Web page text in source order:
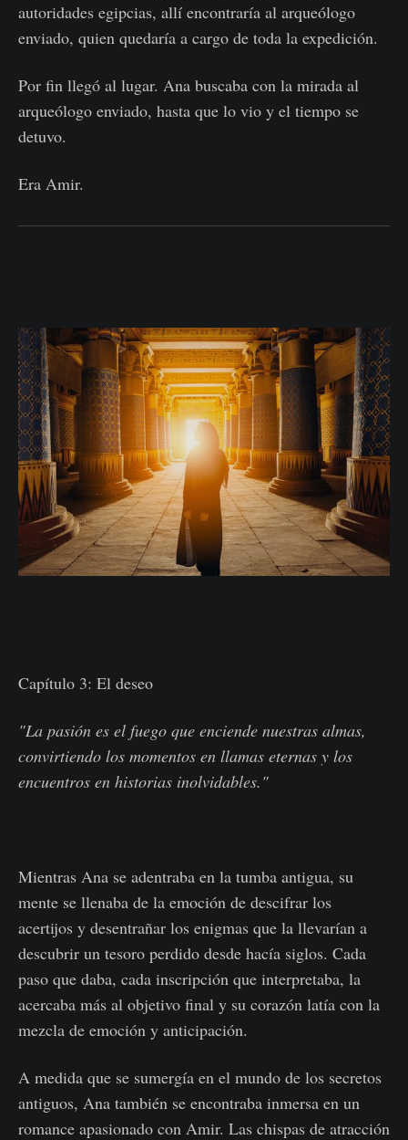
autoridades egipcias, allí encontraría al arqueólogo
enviado, quien quedaría a cargo de toda la expedición.
Por fin llegó al lugar. Ana buscaba con la mirada al
arqueólogo enviado, hasta que lo vio y el tiempo se
detuvo.
Era Amir.
Capítulo 3: El deseo
"La pasión es el fuego que enciende nuestras almas,
convirtiendo los momentos en llamas eternas y los
encuentros en historias inolvidables."
Mientras Ana se adentraba en la tumba antigua, su
mente se llenaba de la emoción de descifrar los
acertijos y desentrañar los enigmas que la llevarían a
descubrir un tesoro perdido desde hacía siglos. Cada
paso que daba, cada inscripción que interpretaba, la
acercaba más al objetivo final y su corazón latía con la
mezcla de emoción y anticipación.
A medida que se sumergía en el mundo de los secretos
antiguos, Ana también se encontraba inmersa en un
romance apasionado con Amir. Las chispas de atracción